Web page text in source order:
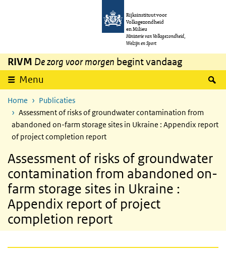
Overslaan en naar de inhoud gaan
Rijksinstituut voor
Volksgezondheid
en Milieu
Ministerie van Volksgezondheid,
Welzijn en Sport
RIVM De zorg voor morgen begint vandaag
Menu
Home
Publicaties
Assessment of risks of groundwater contamination from
abandoned on-farm storage sites in Ukraine : Appendix report
of project completion report
Assessment of risks of groundwater
contamination from abandoned on-
farm storage sites in Ukraine :
Appendix report of project
completion report